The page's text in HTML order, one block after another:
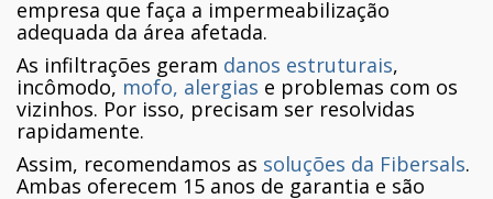
empresa que faça a impermeabilização
adequada da área afetada.
As infiltrações geram danos estruturais,
incômodo, mofo, alergias e problemas com os
vizinhos. Por isso, precisam ser resolvidas
rapidamente.
Assim, recomendamos as soluções da Fibersals.
Ambas oferecem 15 anos de garantia e são